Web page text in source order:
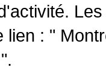
lien : "